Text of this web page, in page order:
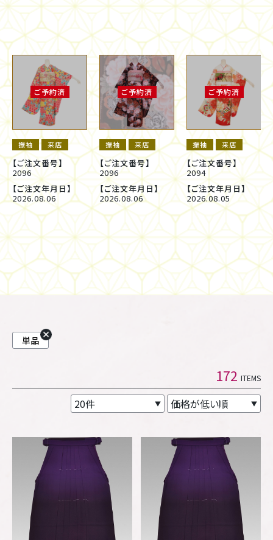
ご予約済
振袖 来店
【ご注文番号】
2096
【ご注文年月日】
2026.08.06
ご予約済
振袖 来店
【ご注文番号】
2096
【ご注文年月日】
2026.08.06
ご予約済
振袖 来店
【ご注文番号】
2094
【ご注文年月日】
2026.08.05
単品
172 ITEMS